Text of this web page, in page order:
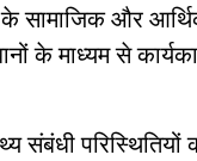
सामाजिक और
के माध्यम से